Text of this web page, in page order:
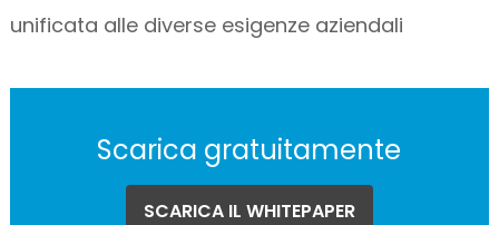
unificata alle diverse esigenze aziendali
Scarica gratuitamente
SCARICA IL WHITEPAPER